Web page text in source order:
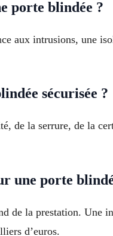
porte blindée ?
aux intrusions, une
sécurisée ?
de la serrure, de la
une porte
de la prestation. Une
d’euros.